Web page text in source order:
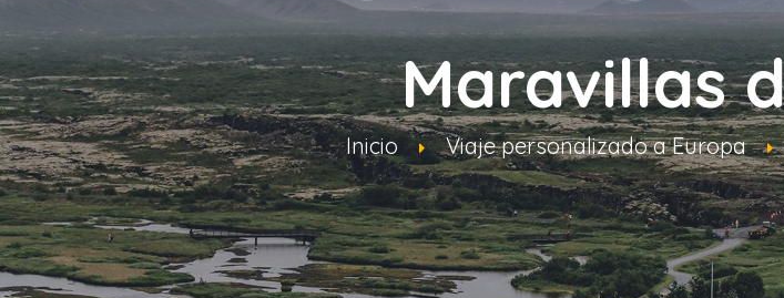
Maravillas
Inicio Viaje personalizado a Europa